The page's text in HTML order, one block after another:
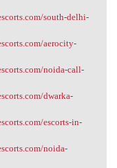
south-delhi-
aerocity-
noida-call-
dwarka-
escorts-in-
noida-